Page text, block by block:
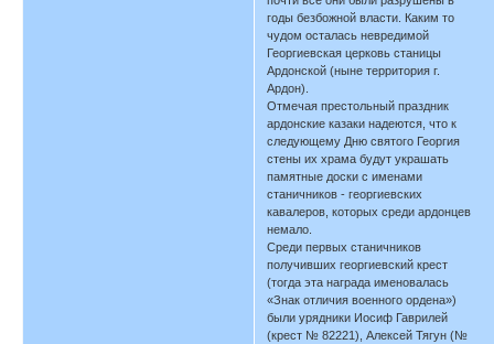
годы безбожной власти. Каким то
чудом осталась невредимой
Георгиевская церковь станицы
Ардонской (ныне территория г.
Ардон).
Отмечая престольный праздник
ардонские казаки надеются, что к
следующему Дню святого Георгия
стены их храма будут украшать
памятные доски с именами
станичников - георгиевских
кавалеров, которых среди ардонцев
немало.
Среди первых станичников
получивших георгиевский крест
(тогда эта награда именовалась
«Знак отличия военного ордена»)
были урядники Иосиф Гаврилей
(крест № 82221), Алексей Тягун (№